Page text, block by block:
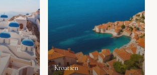
Kroatien